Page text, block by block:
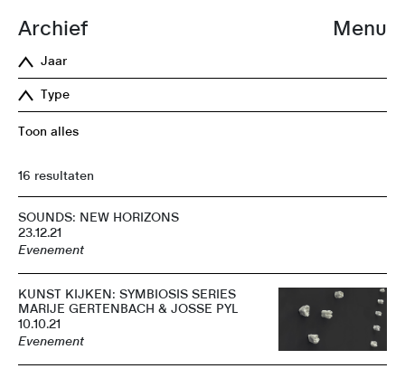
Menu
Archief
Jaar
Type
Toon alles
16 resultaten
SOUNDS: NEW HORIZONS
23.12.21
Evenement
KUNST KIJKEN: SYMBIOSIS SERIES
MARIJE GERTENBACH & JOSSE PYL
10.10.21
Evenement